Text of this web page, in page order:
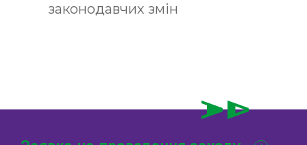
законодавчих змін